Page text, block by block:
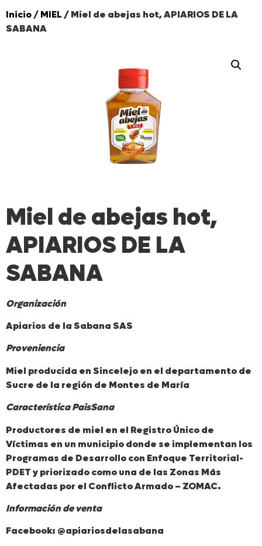
Inicio/MIEL / Miel de abejas hot, APIARIOS DE LA
SABANA
Miel de abejas hot,
APIARIOS DE LA
SABANA
Organización
Apiarios de la Sabana SAS
Proveniencia
Miel producida en Sincelejo en el departamento de
Sucre de la región de Montes de María
Característica PaisSana
Productores de miel en el Registro Único de
Víctimas en un municipio donde se implementan los
Programas de Desarrollo con Enfoque Territorial-
PDET y priorizado como una de las Zonas Más
Afectadas por el Conflicto Armado – ZOMAC.
Información de venta
Facebook: @apiariosdelasabana